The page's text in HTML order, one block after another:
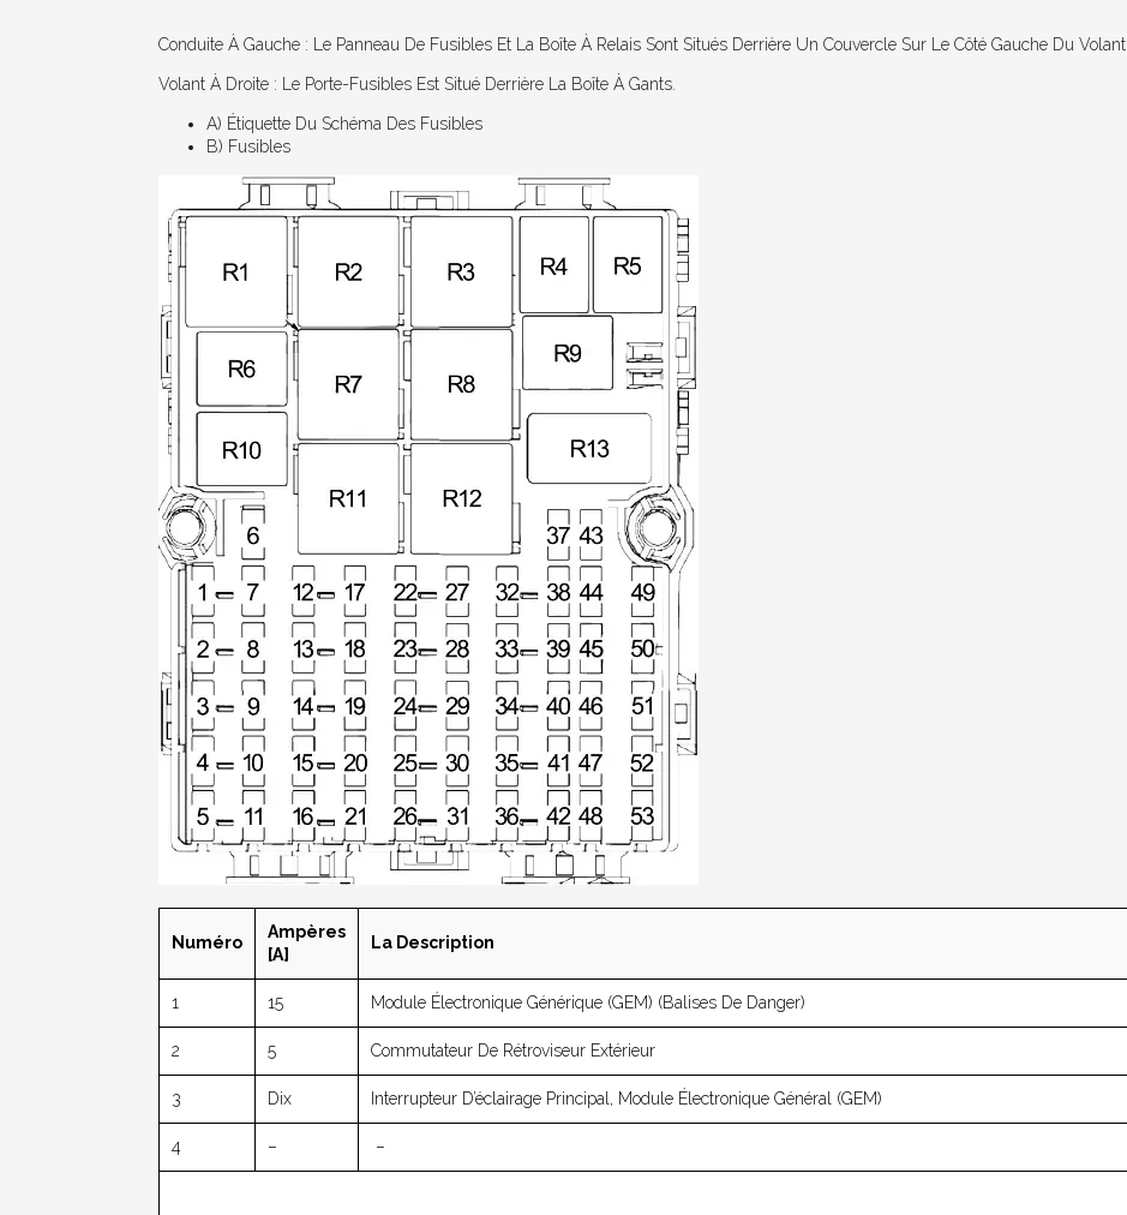
Conduite À Gauche : Le Panneau De Fusibles Et La Boîte À Relais Sont Situés Derrière Un Couvercle Sur Le Côté Gauche Du Volant.
Volant À Droite : Le Porte-Fusibles Est Situé Derrière La Boîte À Gants.
A) Étiquette Du Schéma Des Fusibles
B) Fusibles
Numéro
Ampères
[A]
La Description
1 15 Module Électronique Générique (GEM) (balises De Danger)
2 5 Commutateur De Rétroviseur Extérieur
3 Dix Interrupteur D’éclairage Principal, Module Électronique Général (GEM)
4 – –